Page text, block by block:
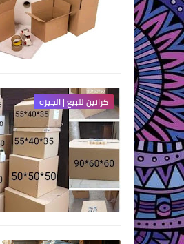
كراتين للبيع | الجيزه